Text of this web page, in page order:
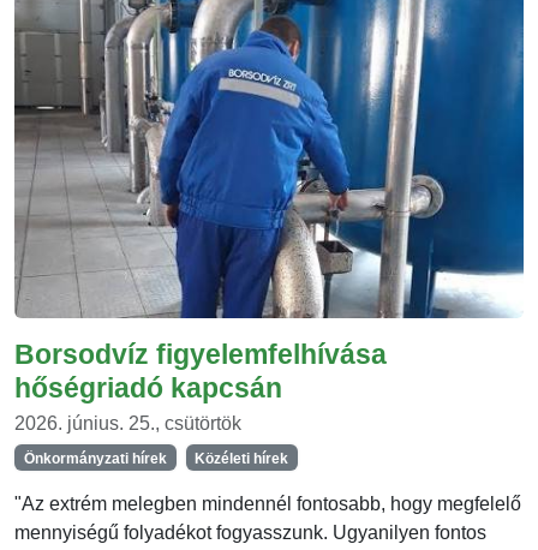
Borsodvíz figyelemfelhívása
hőségriadó kapcsán
2026. június. 25., csütörtök
Önkormányzati hírek Közéleti hírek
"Az extrém melegben mindennél fontosabb, hogy megfelelő
mennyiségű folyadékot fogyasszunk. Ugyanilyen fontos